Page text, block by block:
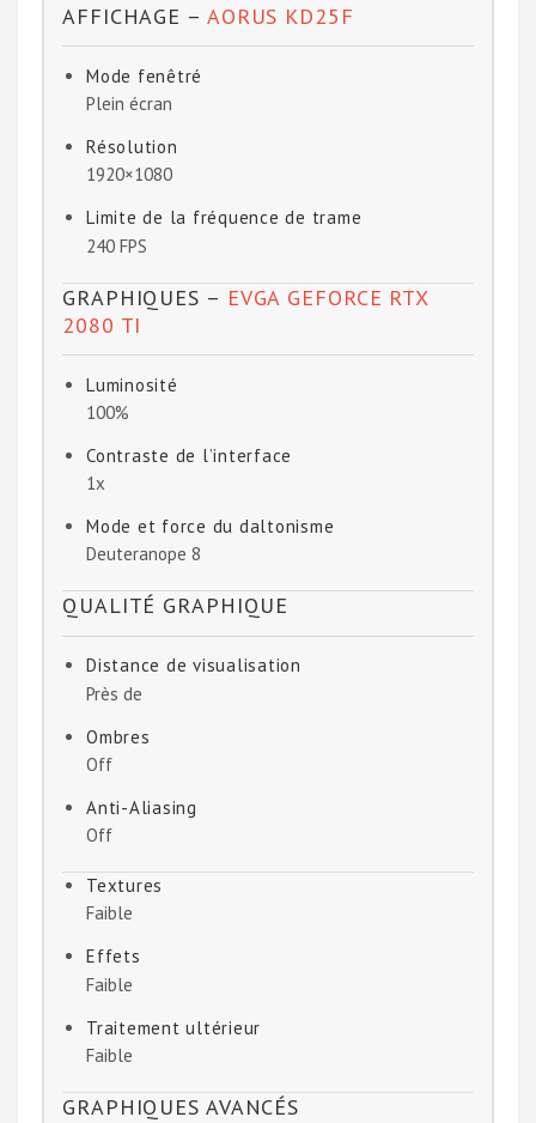
AFFICHAGE – AORUS KD25F
Mode fenêtré
Plein écran
Résolution
1920×1080
Limite de la fréquence de trame
240 FPS
GRAPHIQUES – EVGA GEFORCE RTX
2080 TI
Luminosité
100%
Contraste de l’interface
1x
Mode et force du daltonisme
Deuteranope 8
QUALITÉ GRAPHIQUE
Distance de visualisation
Près de
Ombres
Off
Anti-Aliasing
Off
Textures
Faible
Effets
Faible
Traitement ultérieur
Faible
GRAPHIQUES AVANCÉS